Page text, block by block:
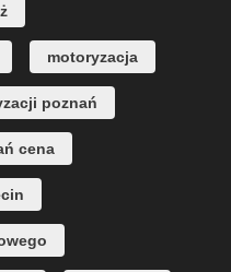
motoryzacja
poznań
cena